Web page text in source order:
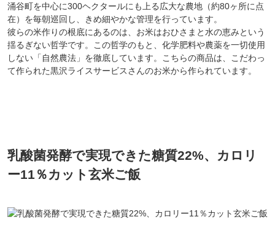
涌谷町を中心に300ヘクタールにも上る広大な農地（約80ヶ所に点
在）を毎朝巡回し、きめ細やかな管理を行っています。
彼らの米作りの根底にあるのは、お米はおひさまと水の恵みという
揺るぎない哲学です。この哲学のもと、化学肥料や農薬を一切使用
しない「自然農法」を徹底しています。こちらの商品は、こだわっ
て作られた黒沢ライスサービスさんのお米から作られています。
乳酸菌発酵で実現できた糖質22%、カロリ
ー11％カット玄米ご飯